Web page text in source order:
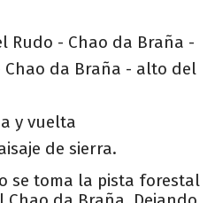
Rudo - Chao da Braña -
Chao da Braña - alto del
y vuelta
de sierra.
se toma la pista forestal